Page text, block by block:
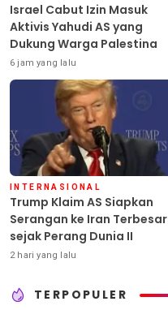
Israel Cabut Izin Masuk
Aktivis Yahudi AS yang
Dukung Warga Palestina
6 jam yang lalu
INTERNASIONAL
Trump Klaim AS Siapkan
Serangan ke Iran Terbesar
sejak Perang Dunia II
2 hari yang lalu
TERPOPULER